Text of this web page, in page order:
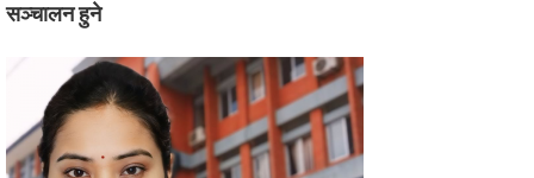
सञ्चालन हुने